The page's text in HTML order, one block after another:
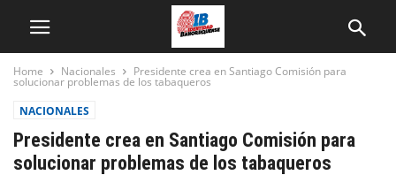
Home Nacionales Presidente crea en Santiago Comisión para
solucionar problemas de los tabaqueros
NACIONALES
Presidente crea en Santiago Comisión para
solucionar problemas de los tabaqueros